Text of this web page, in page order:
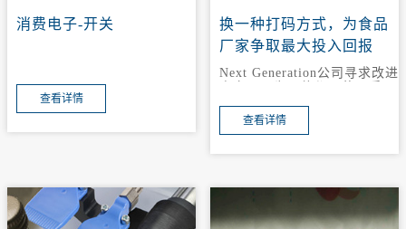
消费电子-开关
查看详情
换一种打码方式，为食品
厂家争取最大投入回报
Next Generation公司寻求改进
备对该公司来讲是向前迈进了
次要能够集成到现有的立式填
充及密封机。
查看详情